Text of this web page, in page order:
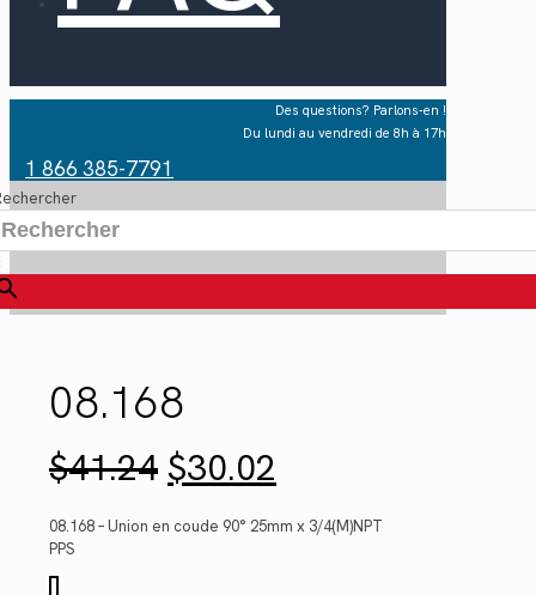
Des questions? Parlons-en !
Du lundi au vendredi de 8h à 17h
1 866 385-7791
08.168
$41.24 Le
prix
initial
était :
$30.02prix
actuel
est :
08.168 – Union en coude 90° 25mm x 3/4(M)NPT
PPS